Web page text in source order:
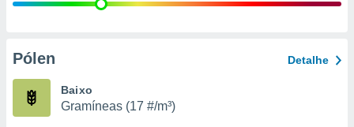
Pólen Detalhe
Baixo
Gramíneas (17 #/m³)